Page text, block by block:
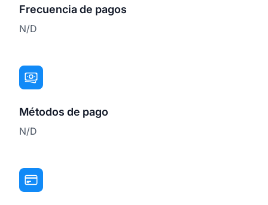
Frecuencia de pagos
N/D
Métodos de pago
N/D